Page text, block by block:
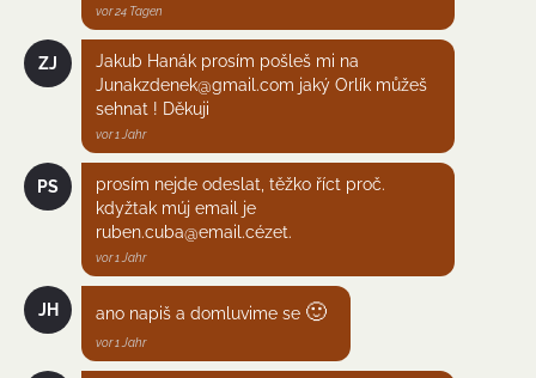
vor 24 Tagen
ZJ
Jakub Hanák prosím pošleš mi na
Junakzdenek@gmail.com jaký Orlík můžeš
sehnat ! Děkuji
vor 1 Jahr
PS
prosím nejde odeslat, těžko říct proč.
kdyžtak múj email je
ruben.cuba@email.cézet.
vor 1 Jahr
JH ano napiš a domluvime se 🙂
vor 1 Jahr